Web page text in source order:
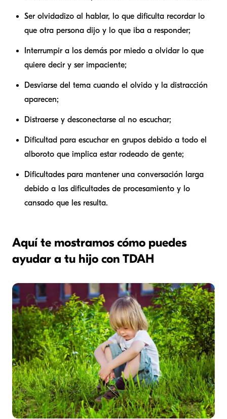
Ser olvidadizo al hablar, lo que dificulta recordar lo
que otra persona dijo y lo que iba a responder;
Interrumpir a los demás por miedo a olvidar lo que
quiere decir y ser impaciente;
Desviarse del tema cuando el olvido y la distracción
aparecen;
Distraerse y desconectarse al no escuchar;
Dificultad para escuchar en grupos debido a todo el
alboroto que implica estar rodeado de gente;
Dificultades para mantener una conversación larga
debido a las dificultades de procesamiento y lo
cansado que les resulta.
Aquí te mostramos cómo puedes
ayudar a tu hijo con TDAH